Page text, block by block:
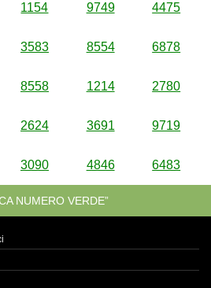
1154 9749 4475
3583 8554 6878
8558 1214 2780
2624 3691 9719
3090 4846 6483
NUMERO VERDE”